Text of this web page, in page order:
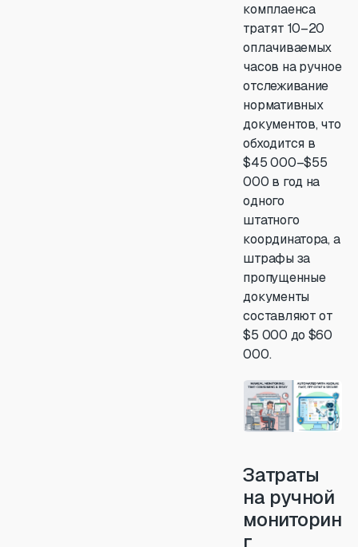
комплаенса
тратят 10–20
оплачиваемых
часов на ручное
отслеживание
нормативных
документов, что
обходится в
$45 000–$55
000 в год на
одного
штатного
координатора, а
штрафы за
пропущенные
документы
составляют от
$5 000 до $60
000.
Затраты
на ручной
мониторин
г